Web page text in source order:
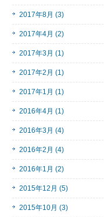
2017年8月 (3)
2017年4月 (2)
2017年3月 (1)
2017年2月 (1)
2017年1月 (1)
2016年4月 (1)
2016年3月 (4)
2016年2月 (4)
2016年1月 (2)
2015年12月 (5)
2015年10月 (3)